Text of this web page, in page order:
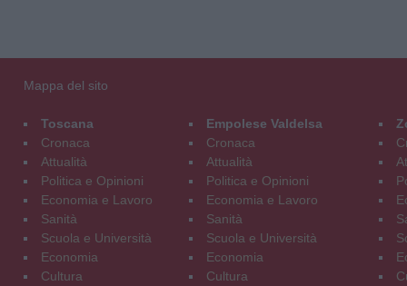
Mappa del sito
Toscana
Cronaca
Attualità
Politica e Opinioni
Economia e Lavoro
Sanità
Scuola e Università
Economia
Cultura
Empolese Valdelsa
Cronaca
Attualità
Politica e Opinioni
Economia e Lavoro
Sanità
Scuola e Università
Economia
Cultura